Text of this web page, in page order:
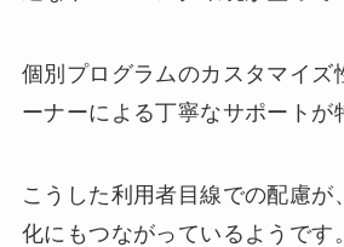
個別プログラムのカスタマイズ
ーナーによる丁寧なサポートが
こうした利用者目線での配慮が
化にもつながっているようです。